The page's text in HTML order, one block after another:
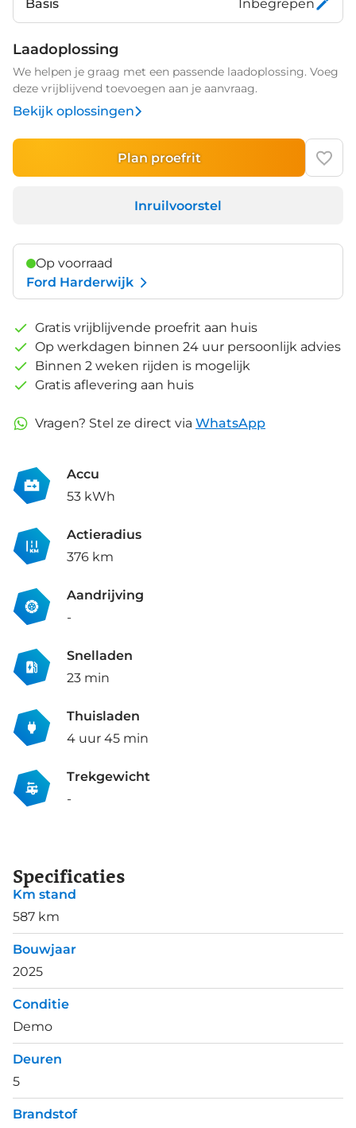
Basis Inbegrepen
Laadoplossing
We helpen je graag met een passende laadoplossing. Voeg
deze vrijblijvend toevoegen aan je aanvraag.
Bekijk oplossingen
Plan proefrit
Inruilvoorstel
Op voorraad
Ford Harderwijk
Gratis vrijblijvende proefrit aan huis
Op werkdagen binnen 24 uur persoonlijk advies
Binnen 2 weken rijden is mogelijk
Gratis aflevering aan huis
Vragen? Stel ze direct via WhatsApp
Accu
53 kWh
Actieradius
376 km
Aandrijving
-
Snelladen
23 min
Thuisladen
4 uur 45 min
Trekgewicht
-
Specificaties
Km stand
587 km
Bouwjaar
2025
Conditie
Demo
Deuren
5
Brandstof